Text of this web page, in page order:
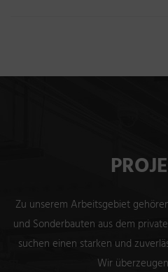
Zu unserem Arbeitsgebiet
und Sonderbauten aus dem
suchen einen starken und
Wir